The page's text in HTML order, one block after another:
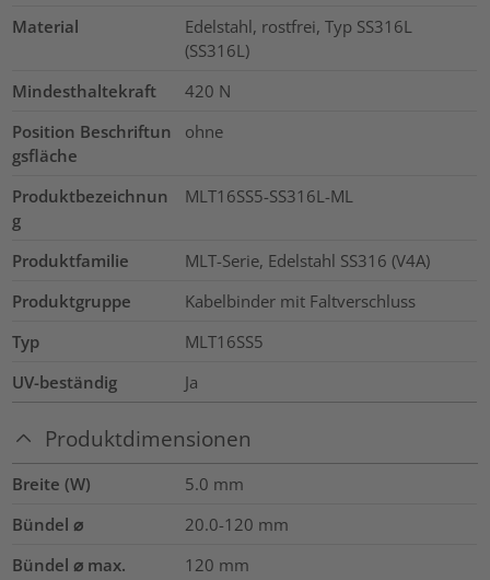
Material
Edelstahl, rostfrei, Typ SS316L
(SS316L)
Mindesthaltekraft
420 N
Position Beschriftun
gsfläche
ohne
Produktbezeichnun
g
MLT16SS5-SS316L-ML
Produktfamilie
MLT-Serie, Edelstahl SS316 (V4A)
Produktgruppe
Kabelbinder mit Faltverschluss
Typ
MLT16SS5
UV-beständig
Ja
Produktdimensionen
Breite (W) 5.0 mm
Bündel ⌀
20.0-120 mm
Bündel ⌀ max.
120 mm